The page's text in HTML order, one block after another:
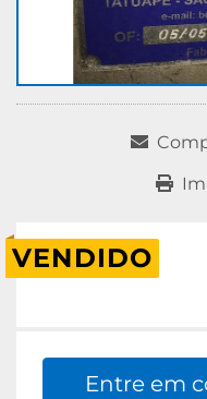
VENDIDO
Entre em